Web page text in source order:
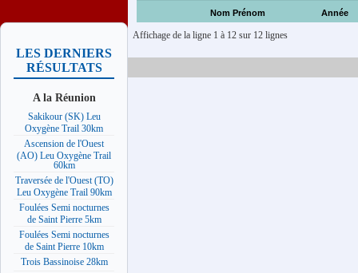
LES DERNIERS
RÉSULTATS
A la Réunion
Sakikour (SK) Leu
Oxygène Trail 30km
Ascension de l'Ouest
(AO) Leu Oxygène Trail
60km
Traversée de l'Ouest (TO)
Leu Oxygène Trail 90km
Foulées Semi nocturnes
de Saint Pierre 5km
Foulées Semi nocturnes
de Saint Pierre 10km
Trois Bassinoise 28km
Nom Prénom Année
Affichage de la ligne 1 à 12 sur 12 lignes